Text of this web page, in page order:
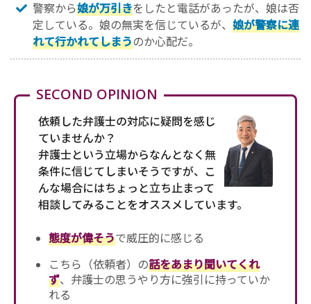
警察から娘が万引きをしたと電話があったが、娘は否
定している。娘の無実を信じているが、 娘が警察に連
れて行かれてしまうのか心配だ。
SECOND OPINION
依頼した弁護士の対応に疑問を感じ
ていませんか？
弁護士という立場からなんとなく無
条件に信じてしまいそうですが、こ
んな場合にはちょっと立ち止まって
相談してみることをオススメしています。
態度が偉そうで威圧的に感じる
こちら（依頼者）の話をあまり聞いてくれ
ず、弁護士の思うやり方に強引に持っていか
れる